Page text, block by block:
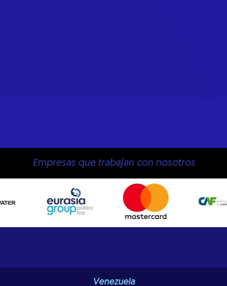
Empresas que trabajan con nosotros
Venezuela